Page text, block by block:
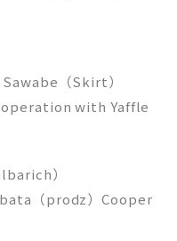
（Skirt）
with Yaffle
）
（prodz）Cooper